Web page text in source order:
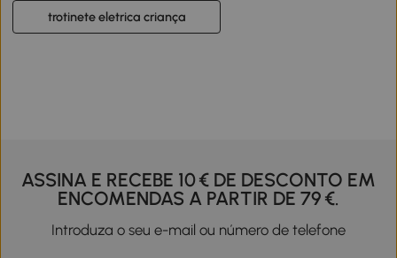
trotinete eletrica criança
ASSINA E RECEBE 10 € DE DESCONTO EM
ENCOMENDAS A PARTIR DE 79 €.
Introduza o seu e-mail ou número de telefone